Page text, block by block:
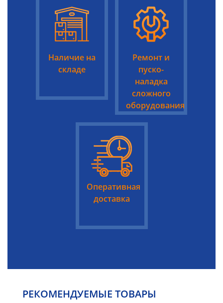
Наличие на
складе
Ремонт и
пуско-
наладка
сложного
оборудования
Оперативная
доставка
РЕКОМЕНДУЕМЫЕ ТОВАРЫ